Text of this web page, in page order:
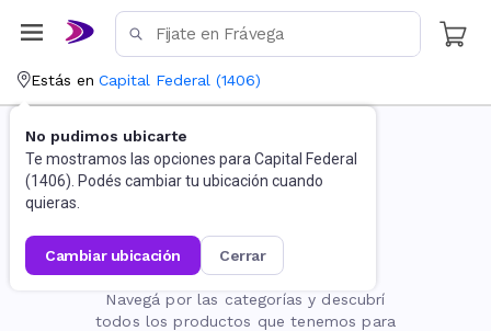
Estás en Capital Federal (1406)
No pudimos ubicarte
Te mostramos las opciones para Capital Federal
(1406). Podés cambiar tu ubicación cuando
quieras.
cambiar ubicación cerrar
La página no existe
Navegá por las categorías y descubrí
todos los productos que tenemos para